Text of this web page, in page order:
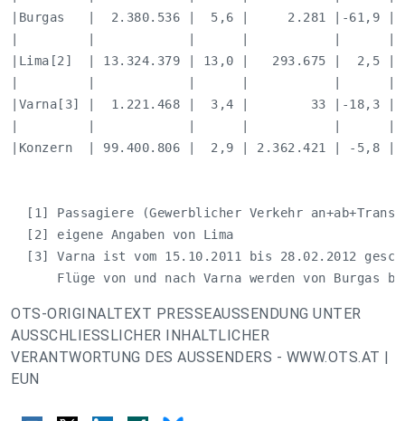
|Burgas   |  2.380.536 |  5,6 |     2.281 |-61,9 |
|Lima[2]  | 13.324.379 | 13,0 |   293.675 |  2,5 |
|Varna[3] |  1.221.468 |  3,4 |        33 |-18,3 |
|Konzern  | 99.400.806 |  2,9 | 2.362.421 | -5,8
[1] Passagiere (Gewerblicher Verkehr
  [2] eigene Angaben von Lima
[3] Varna ist vom 15.10.2011 bis 28.02.2012
Flüge von und nach Varna werden von Burgas
OTS-ORIGINALTEXT PRESSEAUSSENDUNG UNTER
AUSSCHLIESSLICHER INHALTLICHER
VERANTWORTUNG DES AUSSENDERS - WWW.OTS.AT |
EUN